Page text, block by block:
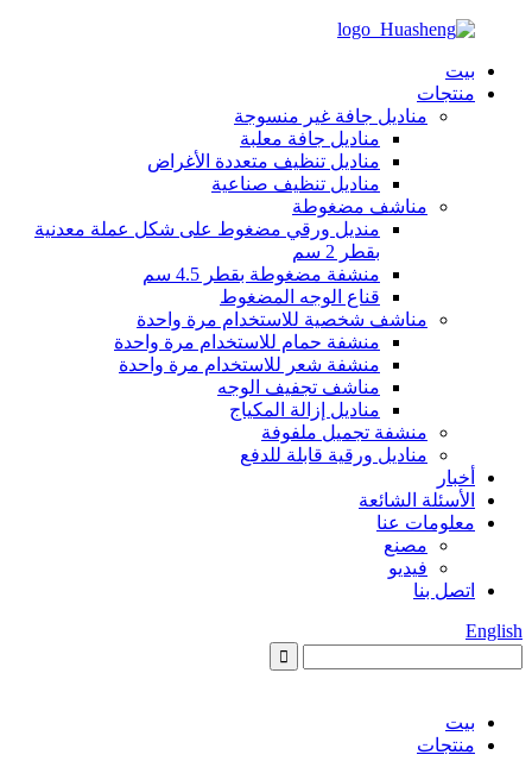
بيت
منتجات
مناديل جافة غير منسوجة
مناديل جافة معلبة
مناديل تنظيف متعددة الأغراض
مناديل تنظيف صناعية
مناشف مضغوطة
منديل ورقي مضغوط على شكل عملة معدنية
بقطر 2 سم
منشفة مضغوطة بقطر 4.5 سم
قناع الوجه المضغوط
مناشف شخصية للاستخدام مرة واحدة
منشفة حمام للاستخدام مرة واحدة
منشفة شعر للاستخدام مرة واحدة
مناشف تجفيف الوجه
مناديل إزالة المكياج
منشفة تجميل ملفوفة
مناديل ورقية قابلة للدفع
أخبار
الأسئلة الشائعة
معلومات عنا
مصنع
فيديو
اتصل بنا
English
بيت
منتجات